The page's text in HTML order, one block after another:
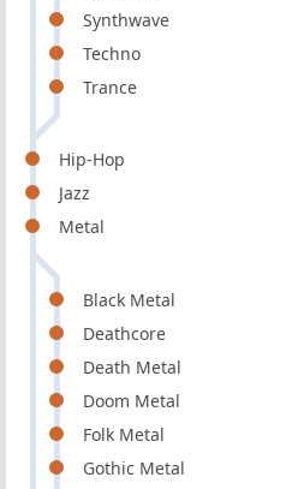
Synthwave
Techno
Trance
Hip-Hop
Jazz
Metal
Black Metal
Deathcore
Death Metal
Doom Metal
Folk Metal
Gothic Metal